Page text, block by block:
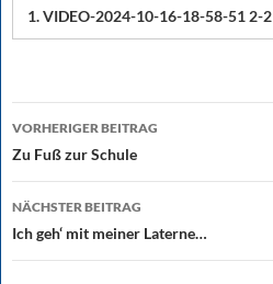
1.VIDEO-2024-10-16-18-58-51 2-2
Beitragsnavigation
VORHERIGER BEITRAG
Zu Fuß zur Schule
NÄCHSTER BEITRAG
Ich geh‘ mit meiner Laterne…